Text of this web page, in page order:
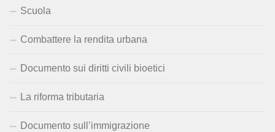
Scuola
Combattere la rendita urbana
Documento sui diritti civili bioetici
La riforma tributaria
Documento sull’immigrazione